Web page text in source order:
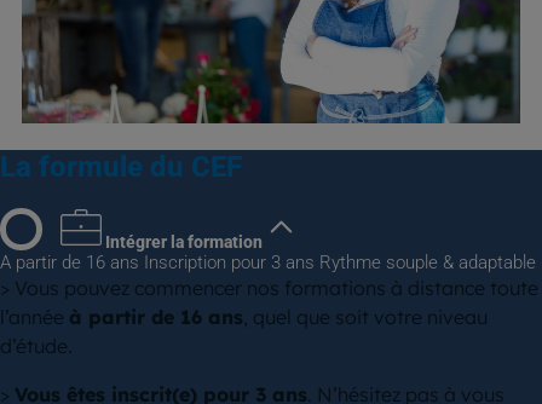
La formule du CEF
Intégrer la formation
A partir de 16 ans Inscription pour 3 ans Rythme souple & adaptable
> Vous pouvez commencer nos formations à distance toute
l’année à partir de 16 ans , quel que soit votre niveau
d’étude.
> Vous êtes inscrit(e) pour 3 ans. N’hésitez pas à vous